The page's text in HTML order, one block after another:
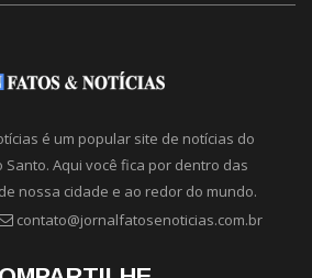
é um popular site de notícias do
Santo. Aqui você fica por dentro das
nossa cidade e ao redor do mundo.
contato@jornalfatosenoticias.com.br